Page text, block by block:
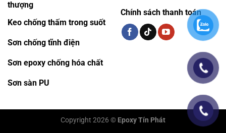
thượng
Keo chống thấm trong suốt
Sơn chống tĩnh điện
Sơn epoxy chống hóa chất
Sơn sàn PU
Chính sách thanh toán
Copyright 2026 © Epoxy Tín Phát